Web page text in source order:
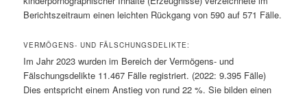
Berichtszeitraum einen leichten Rückgang von 590 auf 571 Fälle.
VERMÖGENS- UND FÄLSCHUNGSDELIKTE:
Im Jahr 2023 wurden im Bereich der Vermögens- und
Fälschungsdelikte 11.467 Fälle registriert. (2022: 9.395 Fälle)
Dies entspricht einem Anstieg von rund 22 %. Sie bilden einen